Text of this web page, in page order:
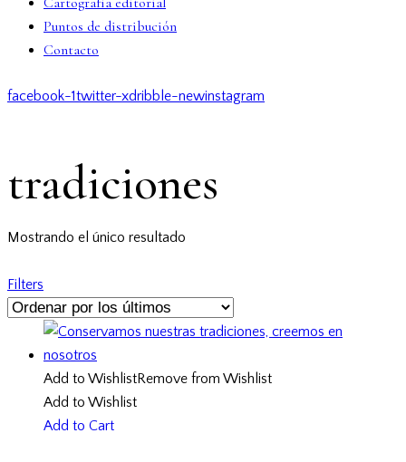
Puntos de distribución
Contacto
facebook-1twitter-xdribble-newinstagram
tradiciones
Mostrando el único resultado
Filters
Add to WishlistRemove from Wishlist
Add to Wishlist
Add to Cart